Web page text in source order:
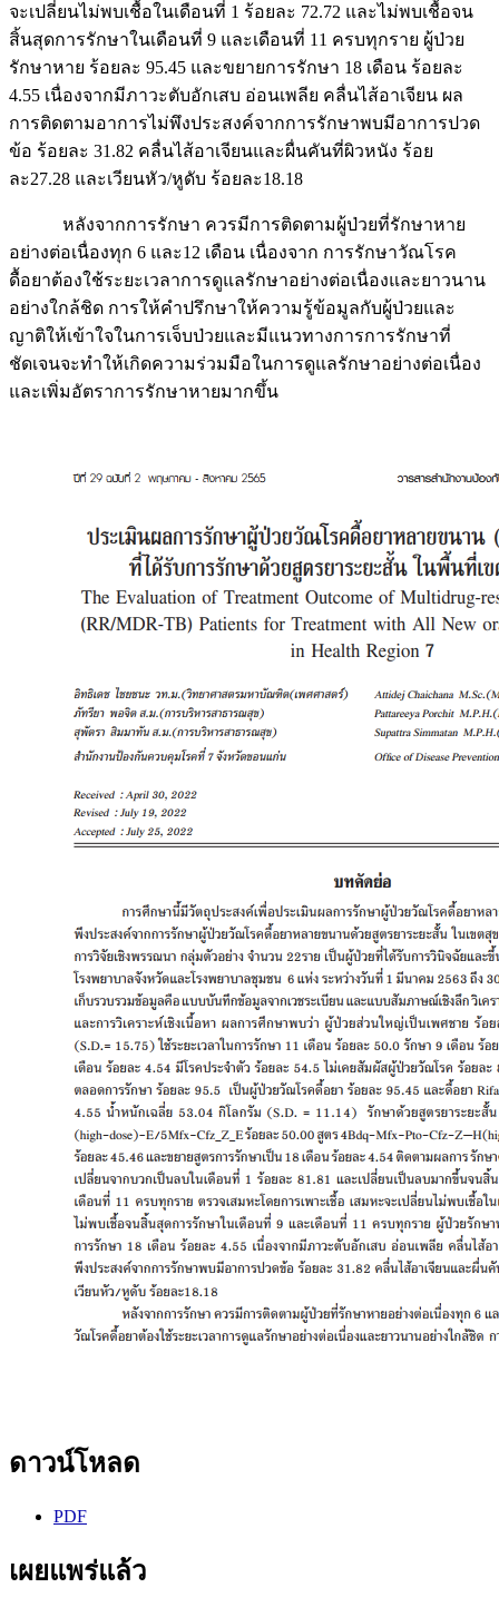
จะเปลี่ยนไม่พบเชื้อในเดือนที่ 1 ร้อยละ 72.72 และไม่พบเชื้อจน
สิ้นสุดการรักษาในเดือนที่ 9 และเดือนที่ 11 ครบทุกราย ผู้ป่วย
รักษาหาย ร้อยละ 95.45 และขยายการรักษา 18 เดือน ร้อยละ
4.55 เนื่องจากมีภาวะตับอักเสบ อ่อนเพลีย คลื่นไส้อาเจียน ผล
การติดตามอาการไม่พึงประสงค์จากการรักษาพบมีอาการปวด
ข้อ ร้อยละ 31.82 คลื่นไส้อาเจียนและผื่นคันที่ผิวหนัง ร้อย
ละ27.28 และเวียนหัว/หูดับ ร้อยละ18.18
หลังจากการรักษา ควรมีการติดตามผู้ป่วยที่รักษาหาย
อย่างต่อเนื่องทุก 6 และ12 เดือน เนื่องจาก การรักษาวัณโรค
ดื้อยาต้องใช้ระยะเวลาการดูแลรักษาอย่างต่อเนื่องและยาวนาน
อย่างใกล้ชิด การให้คำปรึกษาให้ความรู้ข้อมูลกับผู้ป่วยและ
ญาติให้เข้าใจในการเจ็บป่วยและมีแนวทางการการรักษาที่
ชัดเจนจะทำให้เกิดความร่วมมือในการดูแลรักษาอย่างต่อเนื่อง
และเพิ่มอัตราการรักษาหายมากขึ้น
ดาวน์โหลด
PDF
เผยแพร่แล้ว